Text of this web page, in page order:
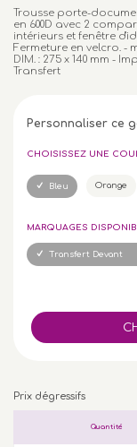
Trousse porte-
en 600D avec 2
intérieurs et fenêtre
Fermeture en velcro. -
DIM. : 275 x 140 mm -
Transfert
Personnaliser ce
CHOISISSEZ UNE
Bleu Orange
MARQUAGES
Transfert Devant
Prix dégressifs
Quantité